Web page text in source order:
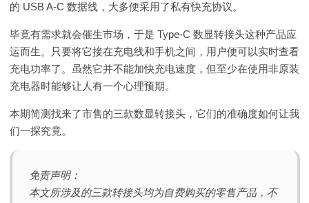
的 USB A-C 数据线，大多便采用了私有快充协议。
毕竟有需求就会催生市场，于是 Type-C 数显转接头这种产品应
运而生。只要将它接在充电线和手机之间，用户便可以实时查看
充电功率了。虽然它并不能加快充电速度，但至少在使用非原装
充电器时能够让人有一个心理预期。
本期简测找来了市售的三款数显转接头，它们的准确度如何让我
们一探究竟。
免责声明：
本文所涉及的三款转接头均为自费购买的零售产品，不